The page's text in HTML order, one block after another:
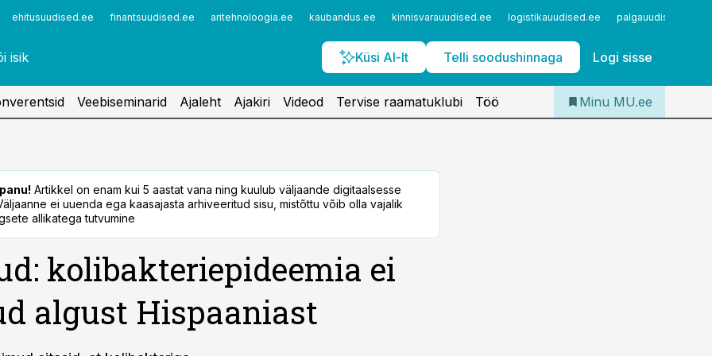
ehitusuudised.ee finantsuudised.ee aritehnoloogia.ee kaubandus.ee kinnisvarauudised.ee logistikauudised.ee palgauudised.ee
Küsi AI-lt Telli soodushinnaga Logi sisse
Iseteenindus
Telli Meditsiiniuudised
Veebiseminarid Ajaleht Ajakiri Videod Tervise raamatuklubi Töö Minu MU.ee
Artikkel on enam kui 5 aastat vana ning kuulub väljaande digitaalsesse
ei uuenda ega kaasajasta arhiveeritud sisu, mistõttu võib olla vajalik
allikatega tutvumine
kolibakteriepideemia ei
algust Hispaaniast